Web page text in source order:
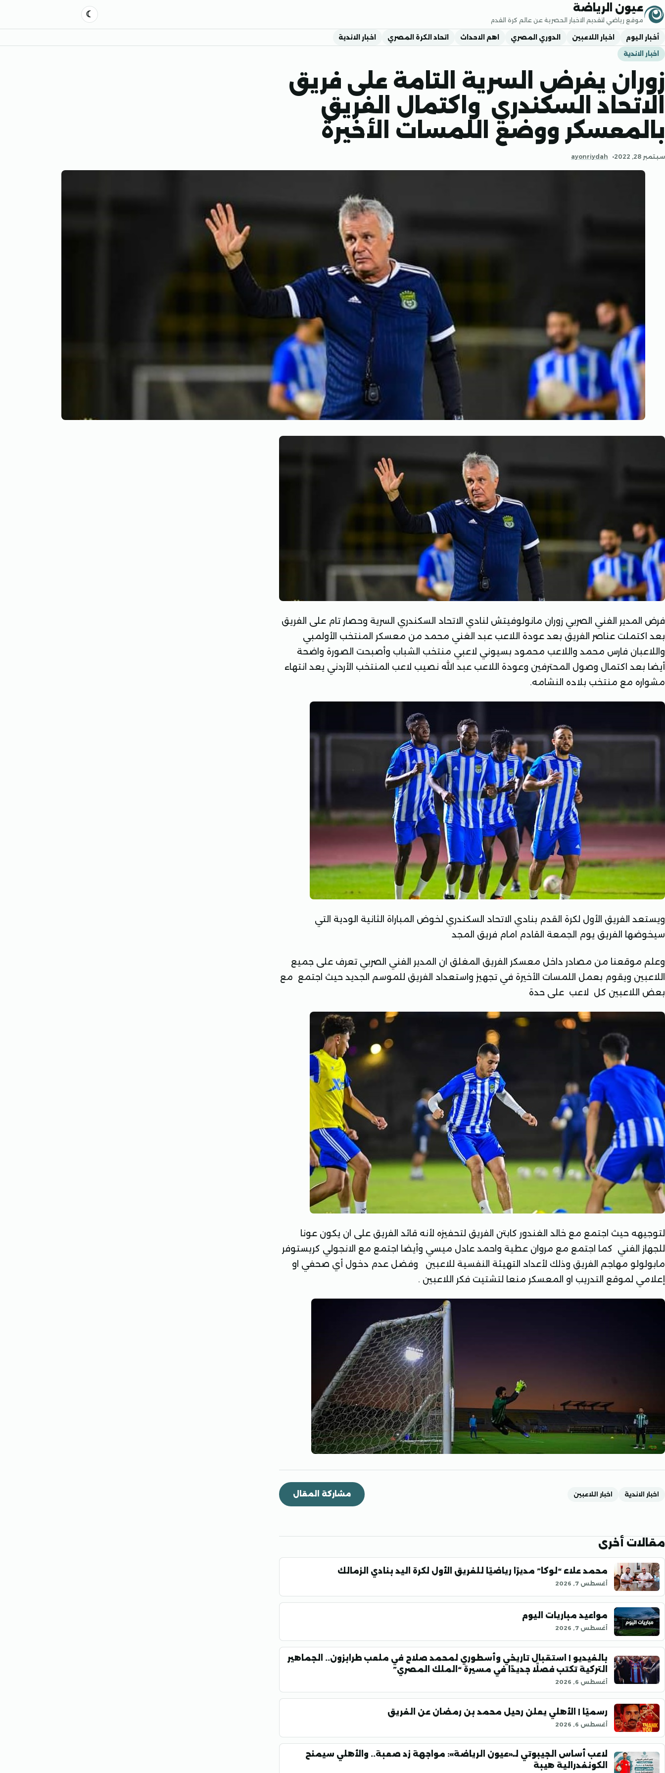
تجاوز إلى المحتوى
عيون الرياضة
موقع رياضي لتقديم الاخبار الحصرية عن عالم كرة القدم
أخبار اليوم اخبار اللاعبين الدوري المصري اهم الاحداث اتحاد الكرة المصري اخبار الاندية
اخبار الاندية
زوران يفرض السرية التامة على فريق
الاتحاد السكندري واكتمال الفريق
بالمعسكر ووضع اللمسات الأخيرة
سبتمبر 28, 2022 ayonriydah
فرض المدير الفني الصربي زوران مانولوفيتش لنادي الاتحاد السكندري السرية وحصار تام على الفريق
بعد اكتملت عناصر الفريق بعد عودة اللاعب عبد الغني محمد من معسكر المنتخب الأولمبي
واللاعبان فارس محمد واللاعب محمود بسيوني لاعبي منتخب الشباب وأصبحت الصورة واضحة
أيضا بعد اكتمال وصول المحترفين وعودة اللاعب عبد الله نصيب لاعب المنتخب الأردني يعد انتهاء
مشواره مع منتخب بلاده النشامه.
ويستعد الفريق الأول لكرة القدم بنادي الاتحاد السكندري لخوض المباراة الثانية الودية التي
سيخوضها الفريق يوم الجمعة القادم امام فريق المجد
وعلم موقعنا من مصادر داخل معسكر الفريق المغلق ان المدير الفني الصربي تعرف على جميع
اللاعبين ويقوم بعمل اللمسات الأخيرة في تجهيز واستعداد الفريق للموسم الجديد حيث اجتمع مع
بعض اللاعبين كل لاعب على حدة
لتوجيهه حيث اجتمع مع خالد الغندور كابتن الفريق لتحفيزه لأنه قائد الفريق على ان يكون عونا
للجهاز الفني كما اجتمع مع مروان عطية واحمد عادل ميسي وأيضا اجتمع مع الانجولي كريستوفر
مابولولو مهاجم الفريق وذلك لأعداد التهيئة النفسية للاعبين وفضل عدم دخول أي صحفي او
إعلامي لموقع التدريب او المعسكر منعا لتشتيت فكر اللاعبين .
اخبار الاندية اخبار اللاعبين مشاركة المقال
مقالات أخرى
محمد علاء “لوكا” مديرًا رياضيًا للفريق الأول لكرة اليد بنادي الزمالك
أغسطس 7, 2026
مواعيد مباريات اليوم
أغسطس 7, 2026
بالفيديو | استقبال تاريخي وأسطوري لمحمد صلاح في ملعب طرابزون.. الجماهير
التركية تكتب فصلًا جديدًا في مسيرة “الملك المصري”
أغسطس 6, 2026
رسميًا | الأهلي يعلن رحيل محمد بن رمضان عن الفريق
أغسطس 6, 2026
لاعب أساس الجيبوتي لـ«عيون الرياضة»: مواجهة زد صعبة.. والأهلي سيمنح
الكونفدرالية هيبة